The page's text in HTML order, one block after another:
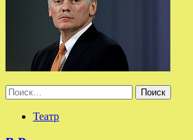
Найти:
Театр